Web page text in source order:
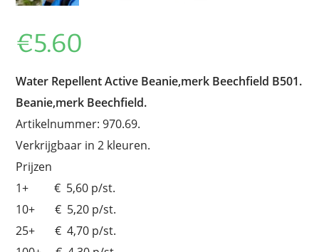
€5.60
Water Repellent Active Beanie,merk Beechfield B501.
Beanie,merk Beechfield.
Artikelnummer: 970.69.
Verkrijgbaar in 2 kleuren.
Prijzen
1+ € 5,60 p/st.
10+ € 5,20 p/st.
25+ € 4,70 p/st.